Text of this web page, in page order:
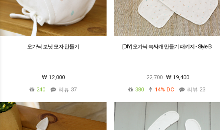
오가닉 보닛 모자 만들기
12,000
240
리뷰 37
[DIY] 오가닉 속싸개 만들기 패키지 - Style B
22,700
19,400
380
14% DC 리뷰 23